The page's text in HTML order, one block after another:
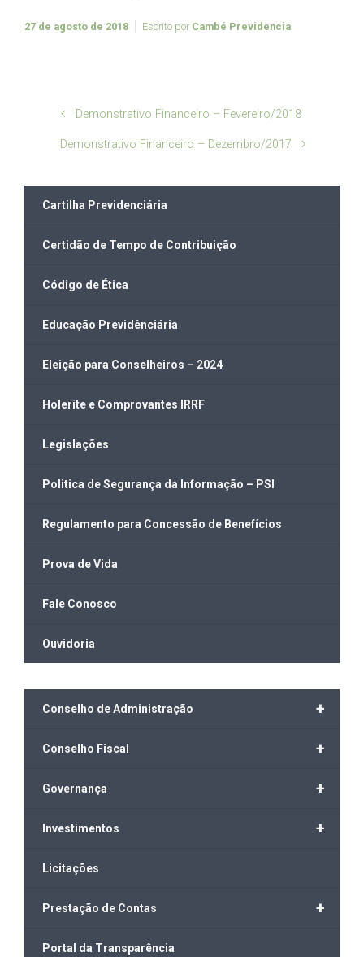
27 de agosto de 2018 Escrito por Cambé Previdencia
Demonstrativo Financeiro – Fevereiro/2018
Demonstrativo Financeiro – Dezembro/2017
Cartilha Previdenciária
Certidão de Tempo de Contribuição
Código de Ética
Educação Previdênciária
Eleição para Conselheiros – 2024
Holerite e Comprovantes IRRF
Legislações
Politica de Segurança da Informação – PSI
Regulamento para Concessão de Benefícios
Prova de Vida
Fale Conosco
Ouvidoria
+
Conselho de Administração
+
Conselho Fiscal
+
Governança
+
Investimentos
Licitações
+
Prestação de Contas
Portal da Transparência